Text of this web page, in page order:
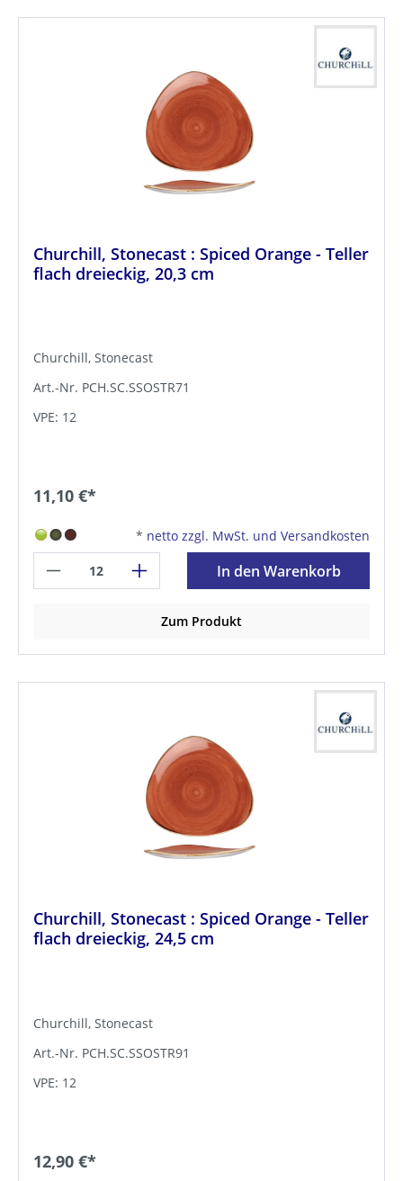
Churchill, Stonecast : Spiced Orange - Teller
flach dreieckig, 20,3 cm
Churchill, Stonecast
Art.-Nr. PCH.SC.SSOSTR71
VPE: 12
11,10 €*
* netto zzgl. MwSt. und Versandkosten
In den Warenkorb
Zum Produkt
Churchill, Stonecast : Spiced Orange - Teller
flach dreieckig, 24,5 cm
Churchill, Stonecast
Art.-Nr. PCH.SC.SSOSTR91
VPE: 12
12,90 €*